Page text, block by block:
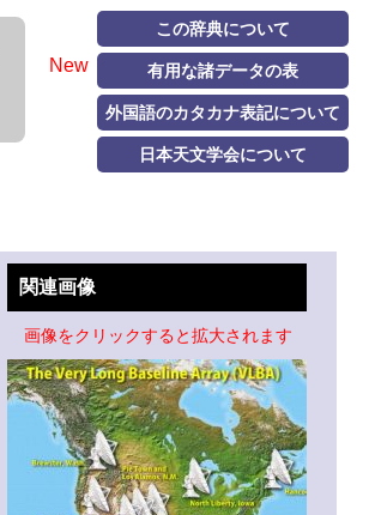
New
この辞典について
有用な諸データの表
外国語のカタカナ表記について
日本天文学会について
関連画像
画像をクリックすると拡大されます